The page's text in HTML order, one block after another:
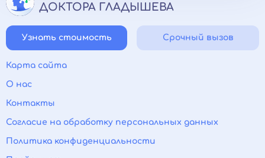
ДОКТОРА ГЛАДЫШЕВА
Узнать стоимость Срочный вызов
Карта сайта
О нас
Контакты
Согласие на обработку персональных данных
Политика конфиденциальности